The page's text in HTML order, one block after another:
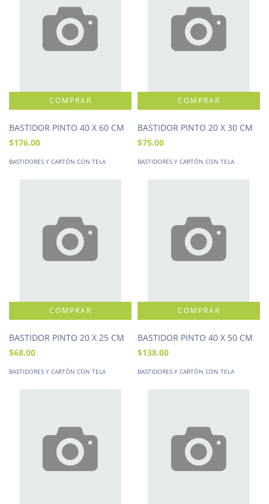
BASTIDOR PINTO 40 X 60 CM
$176.00
BASTIDORES Y CARTÓN CON TELA
BASTIDOR PINTO 20 X 30 CM
$75.00
BASTIDORES Y CARTÓN CON TELA
BASTIDOR PINTO 20 X 25 CM
$68.00
BASTIDORES Y CARTÓN CON TELA
BASTIDOR PINTO 40 X 50 CM
$138.00
BASTIDORES Y CARTÓN CON TELA